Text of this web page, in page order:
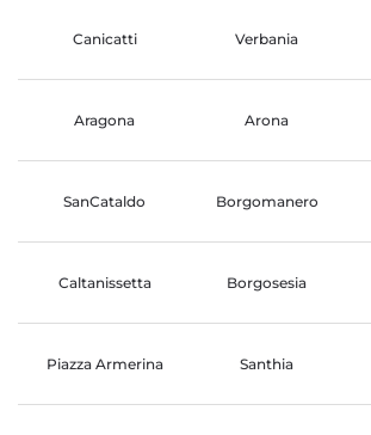
Canicatti Verbania
Aragona Arona
SanCataldo Borgomanero
Caltanissetta Borgosesia
Piazza Armerina Santhia